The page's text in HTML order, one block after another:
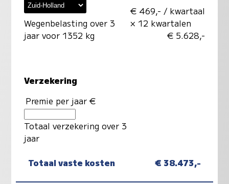
Wegenbelasting over 3
jaar voor 1352 kg
€ 469,- / kwartaal
× 12 kwartalen
€ 5.628,-
Verzekering
Premie per jaar €
Totaal verzekering over 3
jaar
Totaal vaste kosten € 38.473,-